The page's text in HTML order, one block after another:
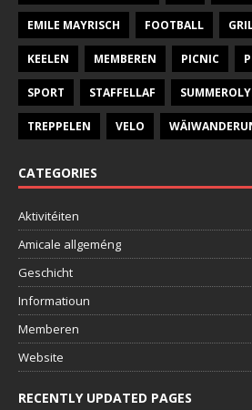
EMILE MAYRISCH FOOTBALL
KEELEN MEMBEREN PICNIC
SPORT STAFFELLAF
TREPPELEN VELO
CATEGORIES
Aktivitéiten
Amicale allgeméng
Geschicht
Informatioun
Memberen
Website
RECENTLY UPDATED PAGES